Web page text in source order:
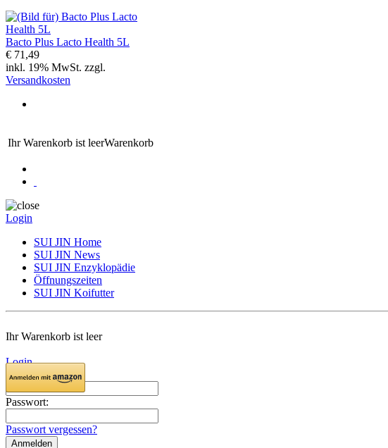
Bacto Plus Lacto Health 5L
€ 71,49
inkl. 19% MwSt. zzgl.
Versandkosten
Ihr Warenkorb ist leerWarenkorb
Login
SUI JIN Home
SUI JIN News
SUI JIN Enzyklopädie
Öffnungszeiten
SUI JIN Koifutter
Ihr Warenkorb ist leer
Login
E-Mail:
Passwort:
Passwort vergessen?